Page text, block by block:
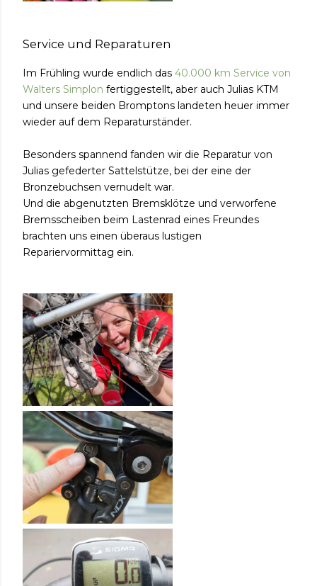
Service und Reparaturen
Im Frühling wurde endlich das 40.000 km Service von
Walters Simplon fertiggestellt, aber auch Julias KTM
und unsere beiden Bromptons landeten heuer immer
wieder auf dem Reparaturständer.
Besonders spannend fanden wir die Reparatur von
Julias gefederter Sattelstütze, bei der eine der
Bronzebuchsen vernudelt war.
Und die abgenutzten Bremsklötze und verworfene
Bremsscheiben beim Lastenrad eines Freundes
brachten uns einen überaus lustigen
Repariervormittag ein.